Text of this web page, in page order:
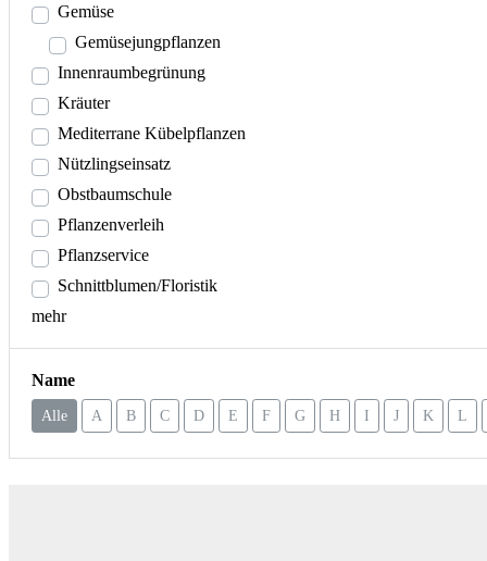
Gemüse
Gemüsejungpflanzen
Innenraumbegrünung
Kräuter
Mediterrane Kübelpflanzen
Nützlingseinsatz
Obstbaumschule
Pflanzenverleih
Pflanzservice
Schnittblumen/Floristik
mehr
Name
Alle A B C D E F G H I J K L